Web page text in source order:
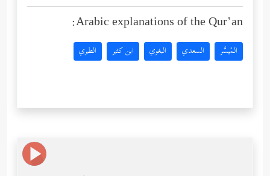
Arabic explanations of the Qur’an:
المُيسَّر السعدي البغوي ابن كثير الطبري